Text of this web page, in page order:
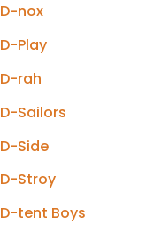
D-nox
D-Play
D-rah
D-Sailors
D-Side
D-Stroy
D-tent Boys